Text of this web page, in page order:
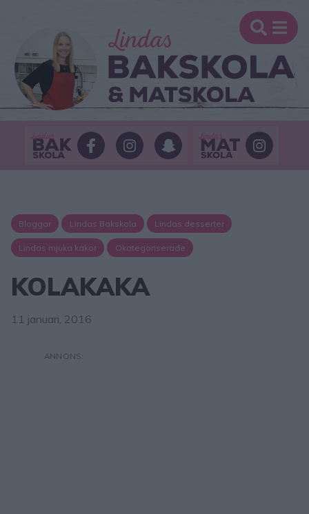
Bloggar Lindas Bakskola Lindas desserter
Lindas mjuka kakor Okategoriserade
KOLAKAKA
11 januari, 2016